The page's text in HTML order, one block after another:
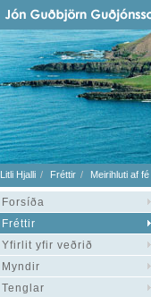
Litli Hjalli Fréttir Meirihluti af
Forsíða
Fréttir
Yfirlit yfir veðrið
Myndir
Tenglar